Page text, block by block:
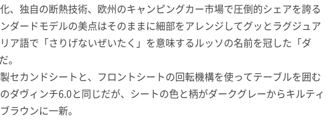
、独自の断熱技術、欧州のキャンピングカー市場で圧倒的シェアを誇る
ダードモデルの美点はそのままに細部をアレンジしてグッとラグジュア
ア語で「さりげないぜいたく」を意味するルッソの名前を冠した 「ダ
。
セカンドシートと、フロントシートの回転機構を使ってテーブルを囲む
ダヴィンチ6.0と同じだが、シートの色と柄がダークグレーからキルティ
ラウンに一新。